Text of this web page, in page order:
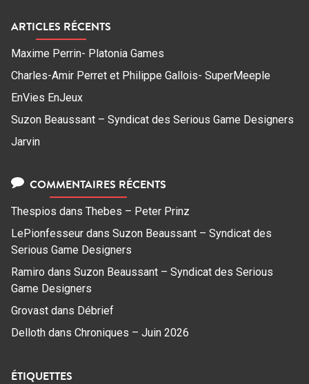
ARTICLES RÉCENTS
Maxime Perrin- Platonia Games
Charles-Amir Perret et Philippe Gallois- SuperMeeple
EnVies EnJeux
Suzon Beaussant – Syndicat des Serious Game Designers
Jarvin
COMMENTAIRES RÉCENTS
Thespios dans Thebes – Peter Prinz
LePionfesseur dans Suzon Beaussant – Syndicat des
Serious Game Designers
Ramiro dans Suzon Beaussant – Syndicat des Serious
Game Designers
Grovast dans Débrief
Delloth dans Chroniques – Juin 2026
ÉTIQUETTES